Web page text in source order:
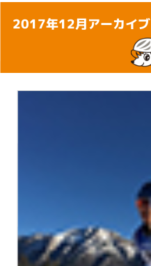
本
2017年12月アーカイブ